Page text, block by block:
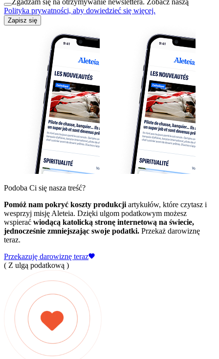
Polityka prywatności, aby dowiedzieć się więcej.
Zapisz się
Podoba Ci się nasza treść?
Pomóż nam pokryć koszty produkcji artykułów, które czytasz i
wesprzyj misję Aleteia. Dzięki ulgom podatkowym możesz
wspierać wiodącą katolicką stronę internetową na świecie,
jednocześnie zmniejszając swoje podatki. Przekaż darowiznę
teraz.
Przekazuję darowiznę teraz
( Z ulgą podatkową )